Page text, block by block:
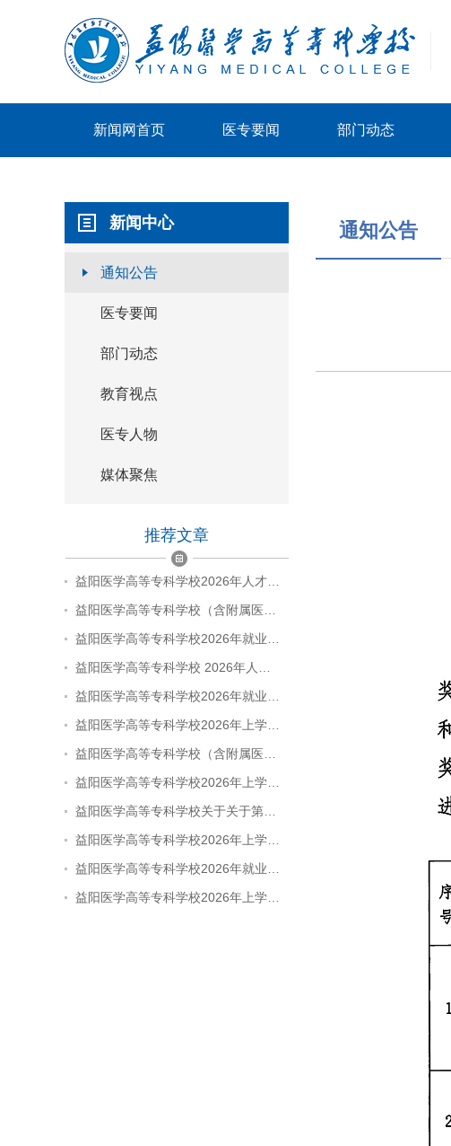
新闻网首页 医专要闻 部门动态
新闻中心
通知公告
医专要闻
部门动态
教育视点
医专人物
媒体聚焦
推荐文章
益阳医学高等专科学校2026年人才…
益阳医学高等专科学校（含附属医…
益阳医学高等专科学校2026年就业…
益阳医学高等专科学校 2026年人…
益阳医学高等专科学校2026年就业…
益阳医学高等专科学校2026年上学…
益阳医学高等专科学校（含附属医…
益阳医学高等专科学校2026年上学…
益阳医学高等专科学校关于关于第…
益阳医学高等专科学校2026年上学…
益阳医学高等专科学校2026年就业…
益阳医学高等专科学校2026年上学…
通知公告